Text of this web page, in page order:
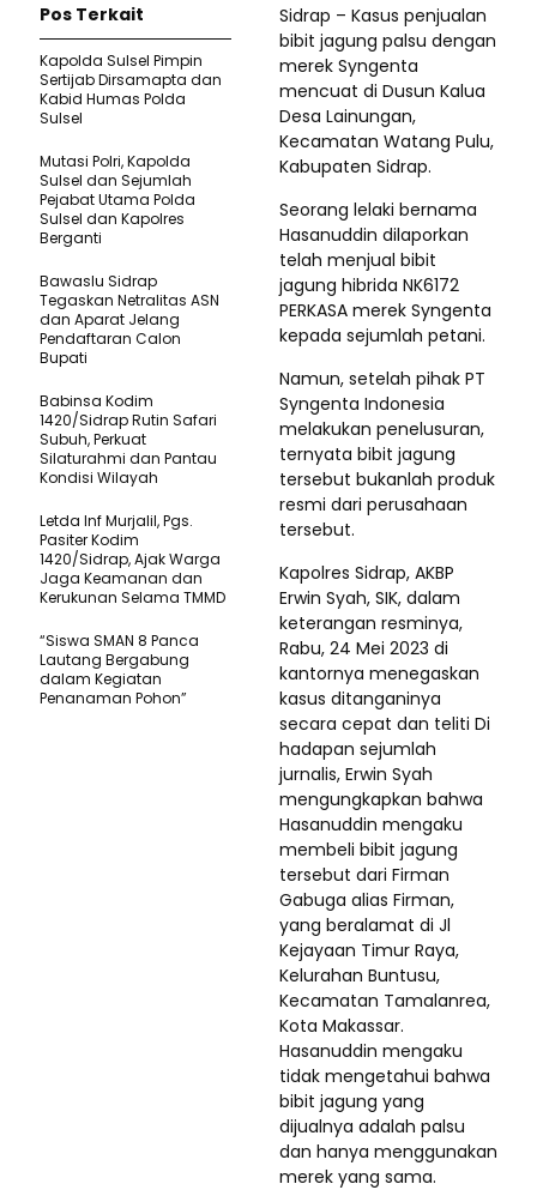
Sidrap – Kasus penjualan
bibit jagung palsu dengan
merek Syngenta
mencuat di Dusun Kalua
Desa Lainungan,
Kecamatan Watang Pulu,
Kabupaten Sidrap.
Seorang lelaki bernama
Hasanuddin dilaporkan
telah menjual bibit
jagung hibrida NK6172
PERKASA merek Syngenta
kepada sejumlah petani.
Namun, setelah pihak PT
Syngenta Indonesia
melakukan penelusuran,
ternyata bibit jagung
tersebut bukanlah produk
resmi dari perusahaan
tersebut.
Kapolres Sidrap, AKBP
Erwin Syah, SIK, dalam
keterangan resminya,
Rabu, 24 Mei 2023 di
kantornya menegaskan
kasus ditanganinya
secara cepat dan teliti Di
hadapan sejumlah
jurnalis, Erwin Syah
mengungkapkan bahwa
Hasanuddin mengaku
membeli bibit jagung
tersebut dari Firman
Gabuga alias Firman,
yang beralamat di Jl
Kejayaan Timur Raya,
Kelurahan Buntusu,
Kecamatan Tamalanrea,
Kota Makassar.
Hasanuddin mengaku
tidak mengetahui bahwa
bibit jagung yang
dijualnya adalah palsu
dan hanya menggunakan
merek yang sama.
Pos Terkait
Kapolda Sulsel Pimpin
Sertijab Dirsamapta dan
Kabid Humas Polda
Sulsel
Mutasi Polri, Kapolda
Sulsel dan Sejumlah
Pejabat Utama Polda
Sulsel dan Kapolres
Berganti
Bawaslu Sidrap
Tegaskan Netralitas ASN
dan Aparat Jelang
Pendaftaran Calon
Bupati
Babinsa Kodim
1420/Sidrap Rutin Safari
Subuh, Perkuat
Silaturahmi dan Pantau
Kondisi Wilayah
Letda Inf Murjalil, Pgs.
Pasiter Kodim
1420/Sidrap, Ajak Warga
Jaga Keamanan dan
Kerukunan Selama TMMD
“Siswa SMAN 8 Panca
Lautang Bergabung
dalam Kegiatan
Penanaman Pohon”